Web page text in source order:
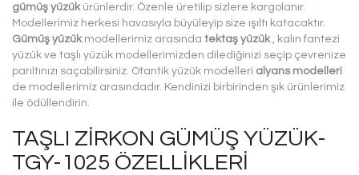
gümüş yüzükürünlerdir. Özenle üretilip sizlere kargolanır.
Modellerimiz herkesi havasıyla büyüleyip size ışıltı katacaktır.
Gümüş yüzükmodellerimiz arasında tektaş yüzük, kalın fantezi
yüzük ve taşlı yüzük modellerimizden dilediğinizi seçip çevrenize
parıltınızı saçabilirsiniz. Otantik yüzük modelleri alyans modelleri
de modellerimiz arasındadır. Kendinizi birbirinden şık ürünlerimiz
ile ödüllendirin.
TAŞLI ZIRKON GÜMÜŞ YÜZÜK-
TGY-1025 ÖZELLIKLERI